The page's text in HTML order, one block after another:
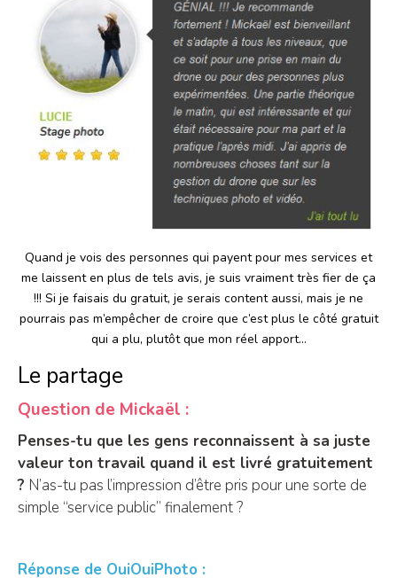
Quand je vois des personnes qui payent pour mes services et
me laissent en plus de tels avis, je suis vraiment très fier de ça
!!! Si je faisais du gratuit, je serais content aussi, mais je ne
pourrais pas m’empêcher de croire que c’est plus le côté gratuit
qui a plu, plutôt que mon réel apport…
Le partage
Question de Mickaël :
Penses-tu que les gens reconnaissent à sa juste
valeur ton travail quand il est livré gratuitement
? N’as-tu pas l’impression d’être pris pour une sorte de
simple “service public” finalement ?
Réponse de OuiOuiPhoto :